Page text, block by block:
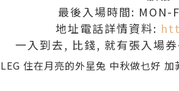
最後入場時間:
地址電話詳情資料:
一入到去, 比錢, 就有張入場